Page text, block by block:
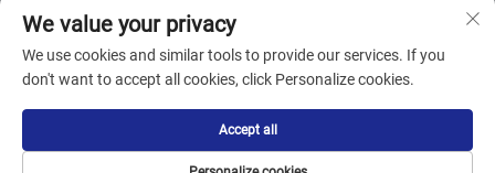
เพื่อประสิทธิภาพสูงสุด
นอกเหนือจากคุณสมบัติหลักแล้ว ริบบอนสีเมทัลลิกยังมี
ข้อได้เปรียบทางด้านเทคนิคที่เหมาะสมกับการผลิตใน
อุตสาหกรรมและการผลิตแบบจำนวนน้อย ทำให้แตกต่าง
จากริบบอนทั่วไป
สมัครรับจดหมายข่าวรายสัปดาห์ของเรา
ส่ง
We value your privacy
We use cookies and similar tools to provide our services. If you
don't want to accept all cookies, click Personalize cookies.
Accept all